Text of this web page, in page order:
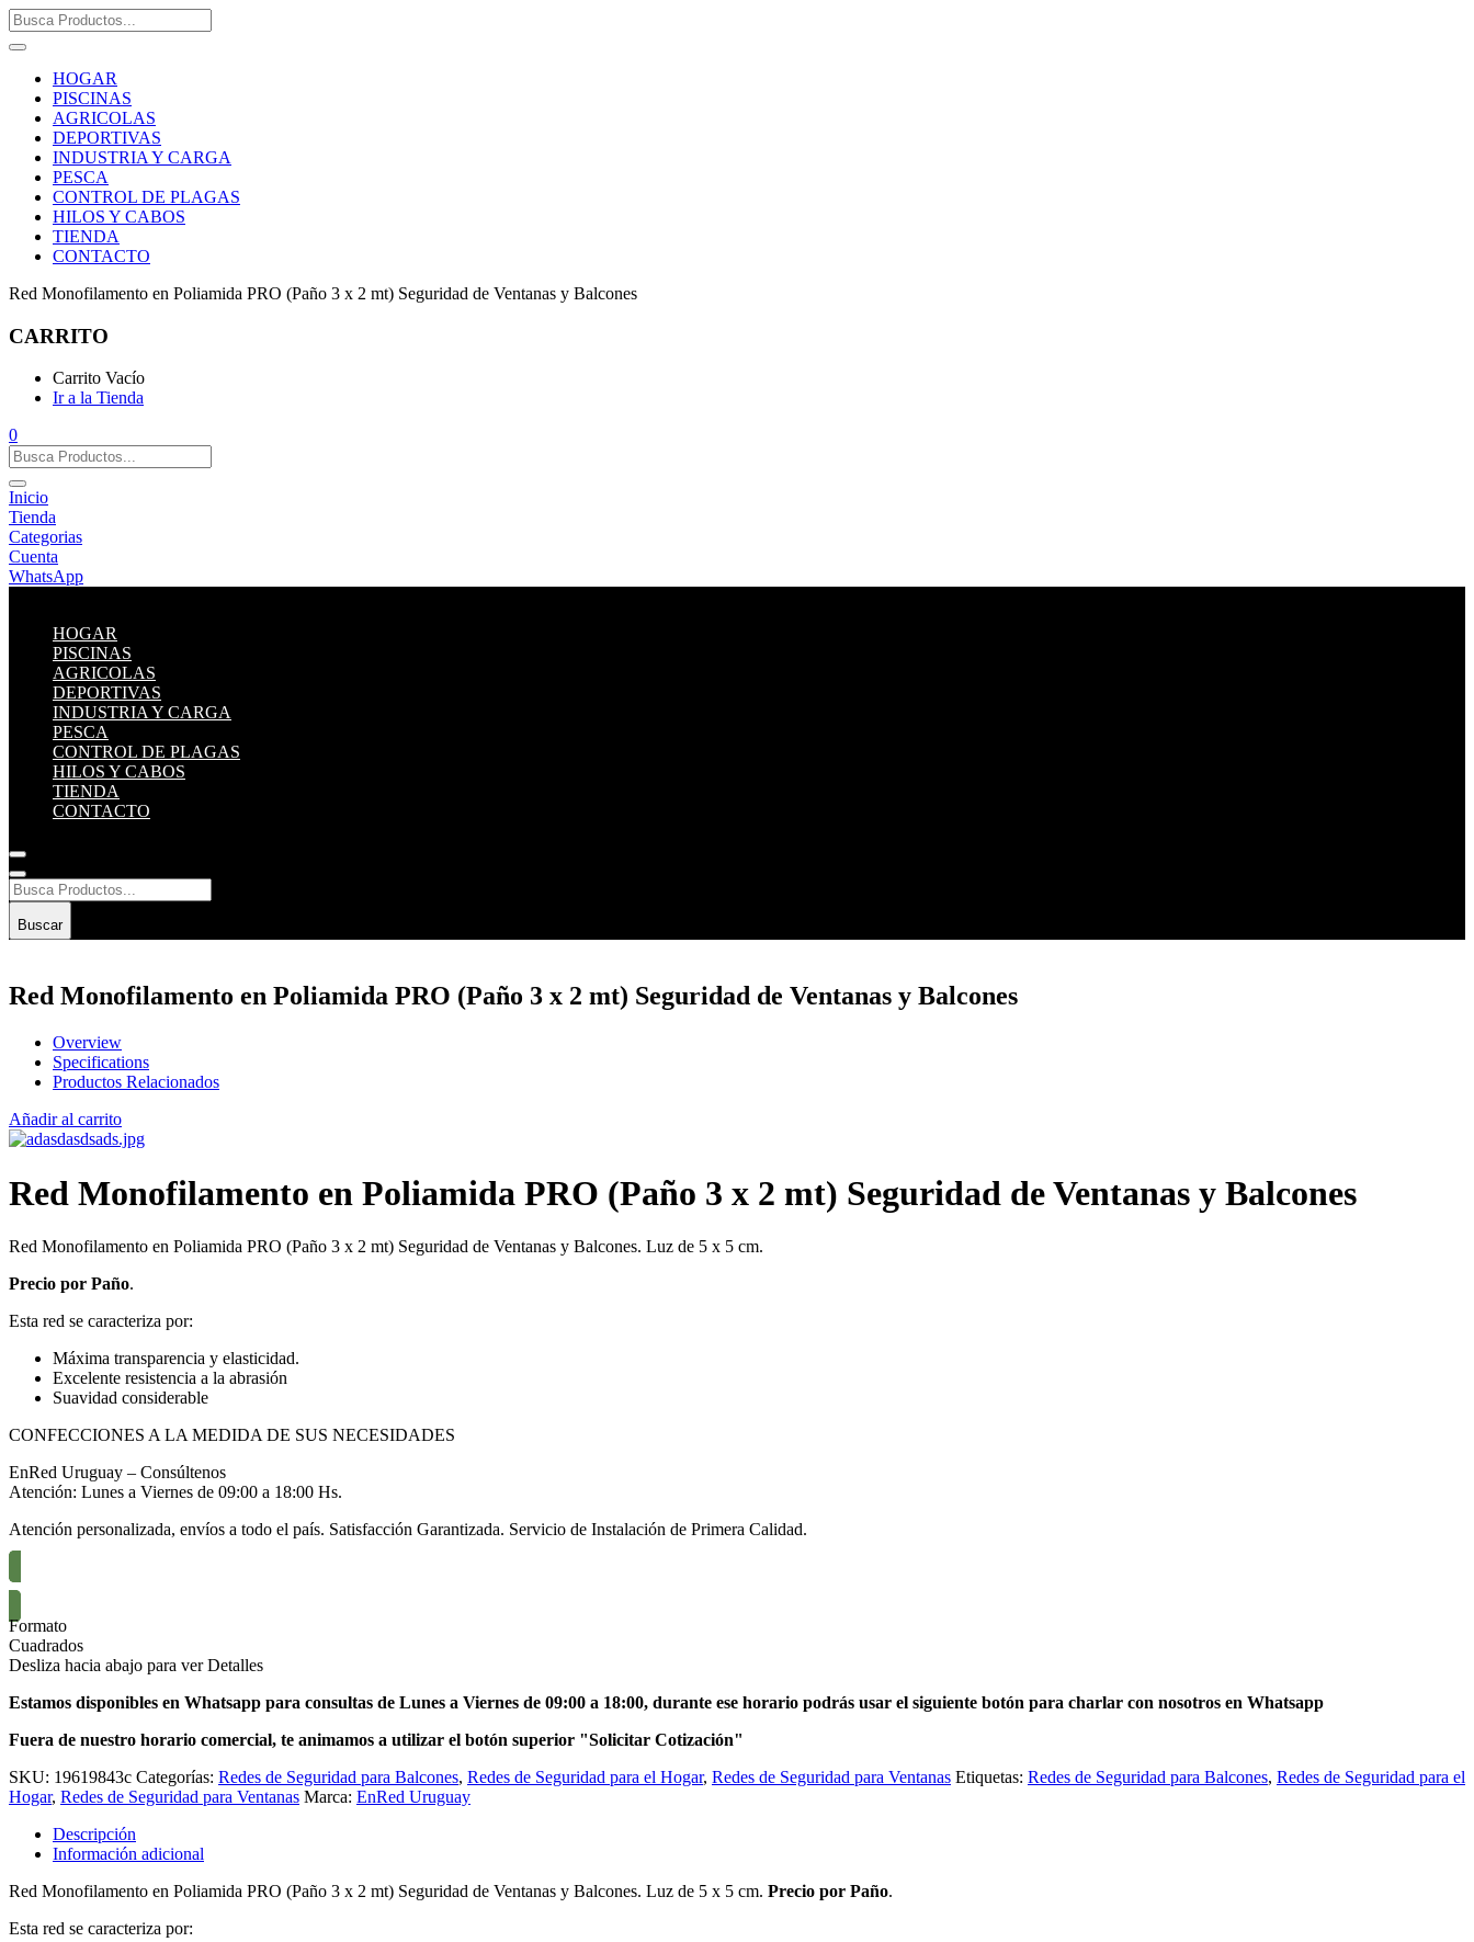
HOGAR
PISCINAS
AGRICOLAS
DEPORTIVAS
INDUSTRIA Y CARGA
PESCA
CONTROL DE PLAGAS
HILOS Y CABOS
TIENDA
CONTACTO
Red Monofilamento en Poliamida PRO (Paño 3 x 2 mt) Seguridad de Ventanas y Balcones
CARRITO
Carrito Vacío
Ir a la Tienda
0
Inicio
Tienda
Categorias
Cuenta
WhatsApp
HOGAR
PISCINAS
AGRICOLAS
DEPORTIVAS
INDUSTRIA Y CARGA
PESCA
CONTROL DE PLAGAS
HILOS Y CABOS
TIENDA
CONTACTO
Buscar
Red Monofilamento en Poliamida PRO (Paño 3 x 2 mt) Seguridad de Ventanas y Balcones
Overview
Specifications
Productos Relacionados
Añadir al carrito
Red Monofilamento en Poliamida PRO (Paño 3 x 2 mt) Seguridad de Ventanas y Balcones
Red Monofilamento en Poliamida PRO (Paño 3 x 2 mt) Seguridad de Ventanas y Balcones. Luz de 5 x 5 cm.
Precio por Paño.
Esta red se caracteriza por:
Máxima transparencia y elasticidad.
Excelente resistencia a la abrasión
Suavidad considerable
CONFECCIONES A LA MEDIDA DE SUS NECESIDADES
EnRed Uruguay – Consúltenos
Atención: Lunes a Viernes de 09:00 a 18:00 Hs.
Atención personalizada, envíos a todo el país. Satisfacción Garantizada. Servicio de Instalación de Primera Calidad.
Formato
Cuadrados
Desliza hacia abajo para ver Detalles
Estamos disponibles en Whatsapp para consultas de Lunes a Viernes de 09:00 a 18:00, durante ese horario podrás usar el siguiente botón para charlar con nosotros en Whatsapp
Fuera de nuestro horario comercial, te animamos a utilizar el botón superior "Solicitar Cotización"
SKU: 19619843c Categorías: Redes de Seguridad para Balcones, Redes de Seguridad para el Hogar, Redes de Seguridad para Ventanas Etiquetas: Redes de Seguridad para Balcones, Redes de Seguridad para el
Hogar, Redes de Seguridad para Ventanas Marca: EnRed Uruguay
Descripción
Información adicional
Red Monofilamento en Poliamida PRO (Paño 3 x 2 mt) Seguridad de Ventanas y Balcones. Luz de 5 x 5 cm. Precio por Paño.
Esta red se caracteriza por: